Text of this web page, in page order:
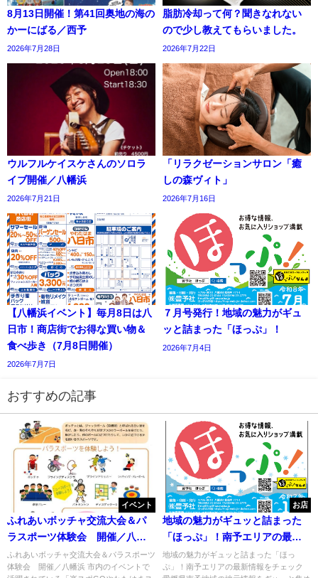
8月13日開催！第41回奥地の海の
かーにばる／西予
2026年7月28日
脂肪冷却って何？聞きなれない
ので少し教えてもらいました。
2026年7月22日
ウルフルケイスケさんのソロラ
イブ開催／八幡浜
2026年7月21日
「リラクゼーションサロン「癒
しの森ヴィト」
2026年7月16日
【八幡浜イベント】毎月8日は八
日市！商店街でお得な買い物＆
食べ歩き（7月8日開催）
2026年7月7日
７月号発行！地域の魅力がギュ
ッと詰まった「ほっぷ」！
2026年7月4日
おすすめの記事
イベント
ふれあいボッチャ交流大会＆パ
ラスポーツ体験会 開催／八幡
浜
ふれあいボッチャ交流大会＆パラスポーツ
体験会 開催／八幡浜 市内のイベントで
お店
地域の魅力がギュッと詰まった
「ほっぷ」！南予エリアの最新
情報をチェック
地域の魅力がギュッと詰まった「ほっ
ぷ」！南予エリアの最新情報をチェック